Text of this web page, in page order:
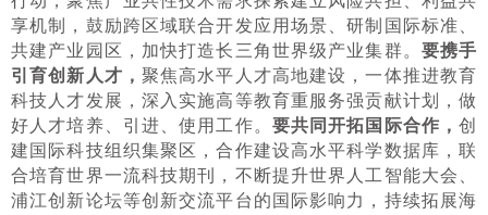
享机制，鼓励跨区域联合开发应用场景、研制国际标准、
共建产业园区，加快打造长三角世界级产业集群。 要携手
引育创新人才， 聚焦高水平人才高地建设，一体推进教育
科技人才发展，深入实施高等教育重服务强贡献计划，做
好人才培养、引进、使用工作。 要共同开拓国际合作， 创
建国际科技组织集聚区，合作建设高水平科学数据库，联
合培育世界一流科技期刊，不断提升世界人工智能大会、
浦江创新论坛等创新交流平台的国际影响力，持续拓展海